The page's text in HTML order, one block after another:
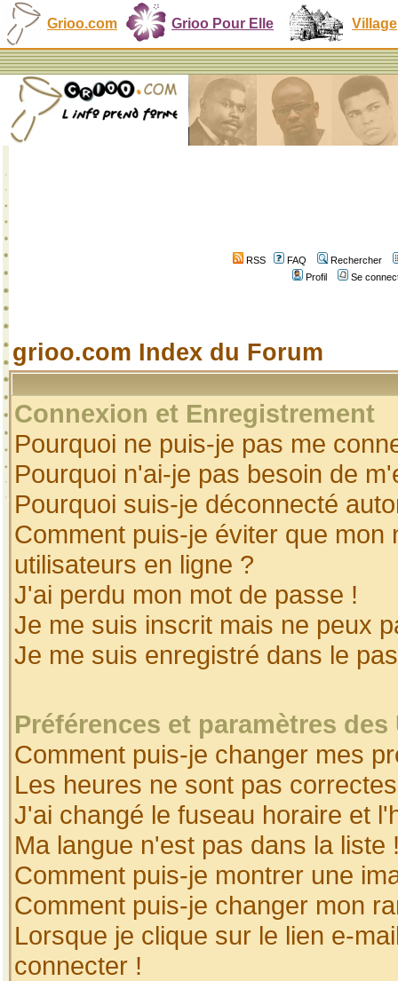
Grioo.com Grioo Pour Elle Village
RSS FAQ
Rechercher
Profil
Se
grioo.com Index du Forum
Connexion et Enregistrement
Pourquoi ne puis-je pas me
Pourquoi n'ai-je pas besoin de
Pourquoi suis-je déconnecté
Comment puis-je éviter que
utilisateurs en ligne ?
J'ai perdu mon mot de passe !
Je me suis inscrit mais ne peux
Je me suis enregistré dans le
Préférences et paramètres
Comment puis-je changer mes
Les heures ne sont pas
J'ai changé le fuseau horaire et
Ma langue n'est pas dans la liste
Comment puis-je montrer une
Comment puis-je changer mon
Lorsque je clique sur le lien e-
connecter !